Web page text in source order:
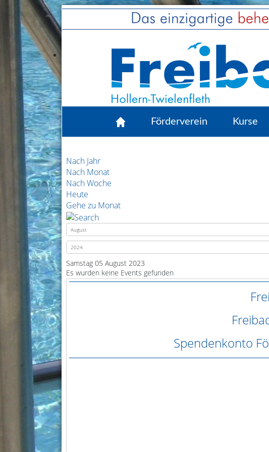
Förderverein Kurse
Nach Jahr
Nach Monat
Nach Woche
Heute
Gehe zu Monat
Samstag 05 August 2023
Es wurden keine Events gefunden
Spendenkonto